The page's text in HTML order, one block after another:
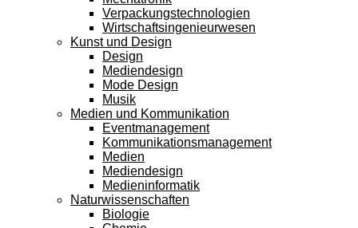
Verpackungstechnologien
Wirtschaftsingenieurwesen
Kunst und Design
Design
Mediendesign
Mode Design
Musik
Medien und Kommunikation
Eventmanagement
Kommunikationsmanagement
Medien
Mediendesign
Medieninformatik
Naturwissenschaften
Biologie